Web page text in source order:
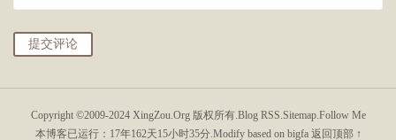
提交评论
Copyright ©2009-2024 XingZou.Org版权所有.Blog RSS.Sitemap.Follow Me
本博客已运行： 17年162天15小时35分.Modify based on bigfa 返回顶部 ↑